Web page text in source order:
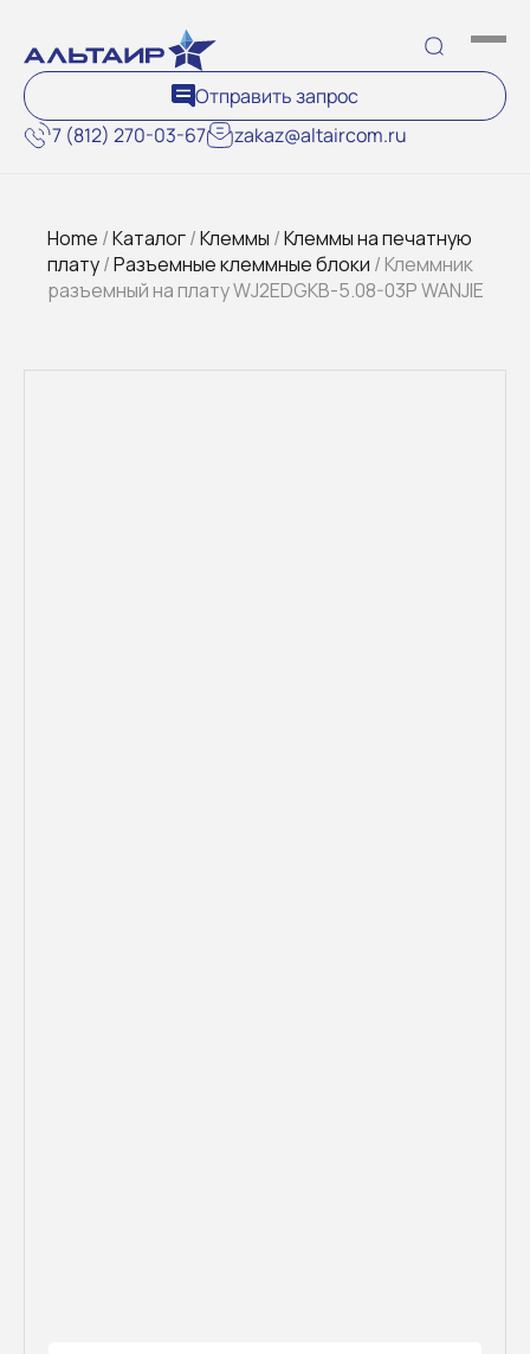
7 (812) 270-03-67 zakaz@altaircom.ru
Отправить запрос
Home /Каталог/Клеммы /Клеммы на печатную
плату/Разъемные клеммные блоки / Клеммник
разъемный на плату WJ2EDGKB-5.08-03P WANJIE